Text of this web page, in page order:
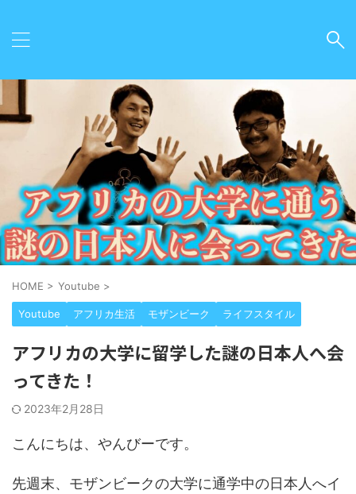
HOME > Youtube >
Youtube アフリカ生活 モザンビーク ライフスタイル
アフリカの大学に留学した謎の日本人へ会
ってきた！
2023年2月28日
こんにちは、やんびーです。
先週末、モザンビークの大学に通学中の日本人へイ